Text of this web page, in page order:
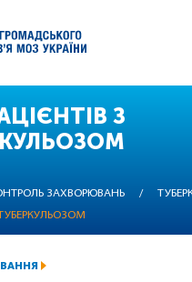
З
ЗАХВОРЮВАНЬ /